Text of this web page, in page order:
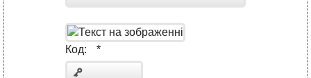
Код: *